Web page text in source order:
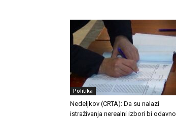
Politika
Nedeljkov (CRTA): Da su nalazi
istraživanja nerealni izbori bi odavno